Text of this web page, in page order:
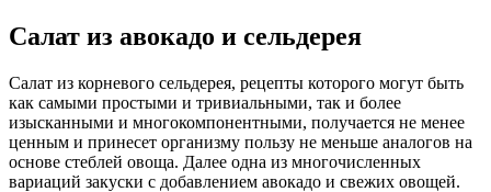
Салат из авокадо и сельдерея
Салат из корневого сельдерея, рецепты которого могут быть
как самыми простыми и тривиальными, так и более
изысканными и многокомпонентными, получается не менее
ценным и принесет организму пользу не меньше аналогов на
основе стеблей овоща. Далее одна из многочисленных
вариаций закуски с добавлением авокадо и свежих овощей.